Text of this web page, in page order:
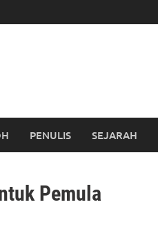
PENULIS SEJARAH
Pemula